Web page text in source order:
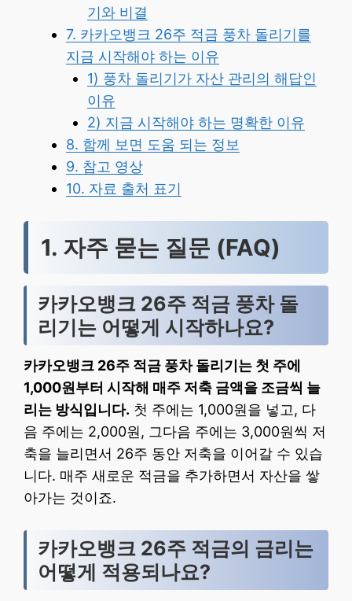
기와 비결
7. 카카오뱅크 26주 적금 풍차 돌리기를
지금 시작해야 하는 이유
1) 풍차 돌리기가 자산 관리의 해답인
이유
2) 지금 시작해야 하는 명확한 이유
8. 함께 보면 도움 되는 정보
9. 참고 영상
10. 자료 출처 표기
1. 자주 묻는 질문 (FAQ)
카카오뱅크 26주 적금 풍차 돌
리기는 어떻게 시작하나요?
카카오뱅크 26주 적금 풍차 돌리기는 첫 주에
1,000원부터 시작해 매주 저축 금액을 조금씩 늘
리는 방식입니다. 첫 주에는 1,000원을 넣고, 다
음 주에는 2,000원, 그다음 주에는 3,000원씩 저
축을 늘리면서 26주 동안 저축을 이어갈 수 있습
니다. 매주 새로운 적금을 추가하면서 자산을 쌓
아가는 것이죠.
카카오뱅크 26주 적금의 금리는
어떻게 적용되나요?